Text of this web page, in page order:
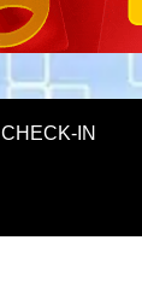
CHECK-IN